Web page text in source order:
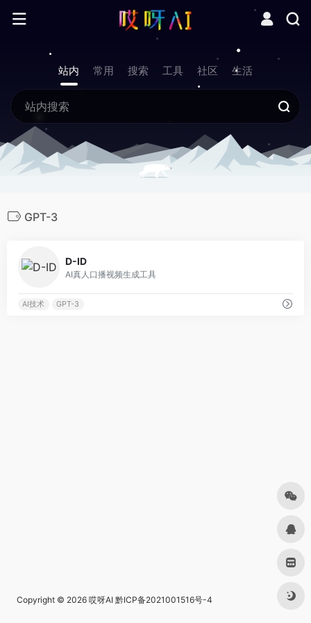
站内 常用 搜索 工具 社区 生活
GPT-3
D-ID
AI真人口播视频生成工具
AI技术 GPT-3
Copyright © 2026 哎呀AI 黔ICP备2021001516号-4